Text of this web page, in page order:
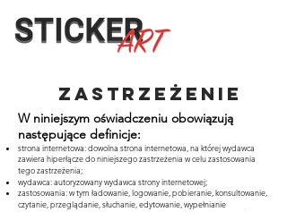
Zastrzeżenie
W niniejszym oświadczeniu obowiązują
następujące definicje:
strona internetowa: dowolna strona internetowa, na której wydawca
zawiera hiperłącze do niniejszego zastrzeżenia w celu zastosowania
tego zastrzeżenia;
wydawca: autoryzowany wydawca strony internetowej;
zastosowania: w tym ładowanie, logowanie, pobieranie, konsultowanie,
czytanie, przeglądanie, słuchanie, edytowanie, wypełnianie